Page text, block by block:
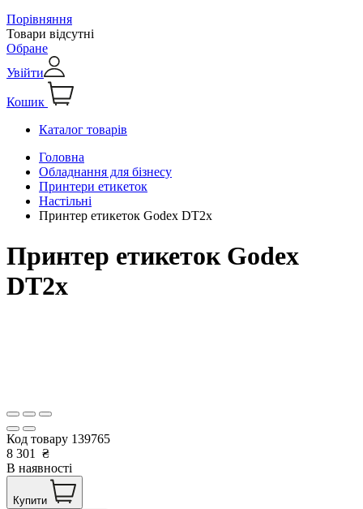
Порівняння
Товари відсутні
Обране
Увійти
Кошик
Каталог товарів
Головна
Обладнання для бізнесу
Принтери етикеток
Настільні
Принтер етикеток Godex DT2x
Принтер етикеток Godex
DT2x
Код товару 139765
8 301
₴
В наявності
Купити